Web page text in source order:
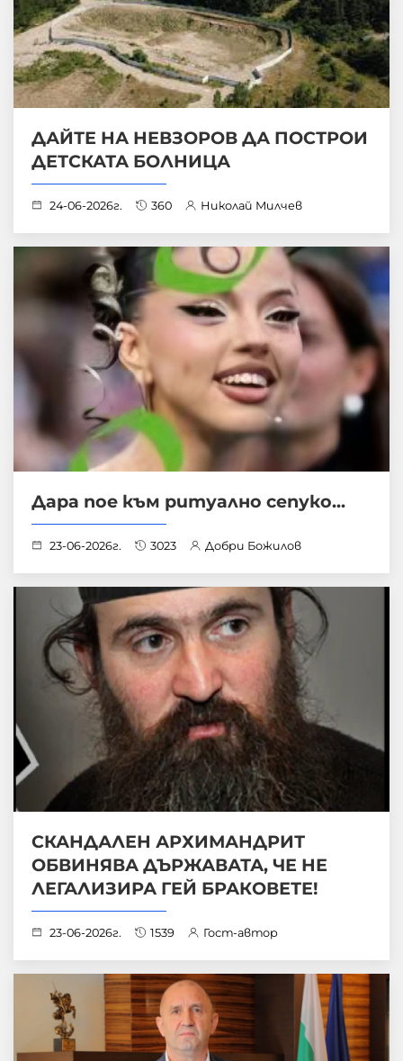
ДАЙТЕ НА НЕВЗОРОВ ДА ПОСТРОИ
ДЕТСКАТА БОЛНИЦА
24-06-2026г. 360 Николай Милчев
Дара пое към ритуално сепуко...
23-06-2026г. 3023 Добри Божилов
СКАНДАЛЕН АРХИМАНДРИТ
ОБВИНЯВА ДЪРЖАВАТА, ЧЕ НЕ
ЛЕГАЛИЗИРА ГЕЙ БРАКОВЕТЕ!
23-06-2026г. 1539 Гост-автор